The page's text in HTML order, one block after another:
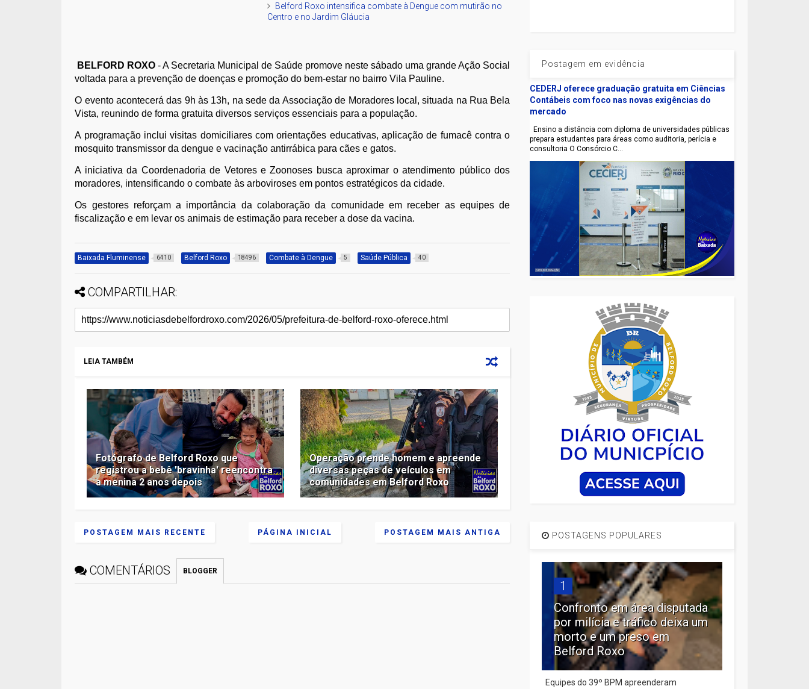
Belford Roxo intensifica combate à Dengue com mutirão no
Centro e no Jardim Gláucia
BELFORD ROXO - A Secretaria Municipal de Saúde promove neste sábado uma grande Ação Social
voltada para a prevenção de doenças e promoção do bem-estar no bairro Vila Pauline.
O evento acontecerá das 9h às 13h, na sede da Associação de Moradores local, situada na Rua Bela
Vista, reunindo de forma gratuita diversos serviços essenciais para a população.
A programação inclui visitas domiciliares com orientações educativas, aplicação de fumacê contra o
mosquito transmissor da dengue e vacinação antirrábica para cães e gatos.
A iniciativa da Coordenadoria de Vetores e Zoonoses busca aproximar o atendimento público dos
moradores, intensificando o combate às arboviroses em pontos estratégicos da cidade.
Os gestores reforçam a importância da colaboração da comunidade em receber as equipes de
fiscalização e em levar os animais de estimação para receber a dose da vacina.
Baixada Fluminense 6410 Belford Roxo 18496 Combate à Dengue 5 Saúde Pública 40
COMPARTILHAR:
LEIA TAMBÉM
Fotógrafo de Belford Roxo que
registrou a bebê 'bravinha' reencontra
a menina 2 anos depois
Operação prende homem e apreende
diversas peças de veículos em
comunidades em Belford Roxo
POSTAGEM MAIS RECENTE POSTAGEM MAIS ANTIGA
PÁGINA INICIAL
COMENTÁRIOS BLOGGER
Postagem em evidência
CEDERJ oferece graduação gratuita em Ciências
Contábeis com foco nas novas exigências do
mercado
Ensino a distância com diploma de universidades públicas
prepara estudantes para áreas como auditoria, perícia e
consultoria O Consórcio C...
POSTAGENS POPULARES
1
Confronto em área disputada
por milícia e tráfico deixa um
morto e um preso em
Belford Roxo
Equipes do 39º BPM apreenderam